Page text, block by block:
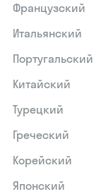
Французский
Итальянский
Португальский
Китайский
Турецкий
Греческий
Корейский
Японский